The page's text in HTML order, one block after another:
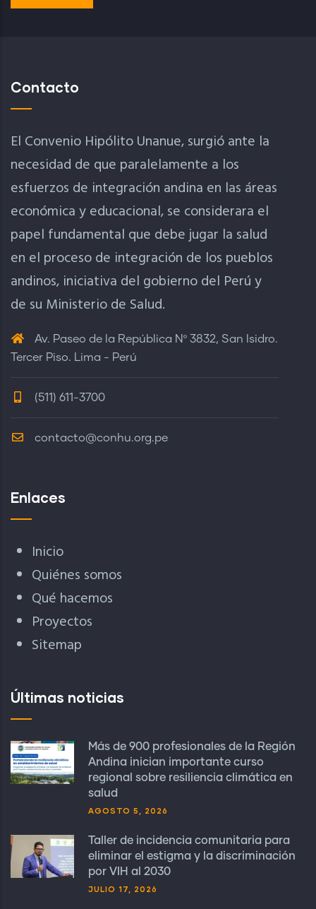
Contacto
El Convenio Hipólito Unanue, surgió ante la
necesidad de que paralelamente a los
esfuerzos de integración andina en las áreas
económica y educacional, se considerara el
papel fundamental que debe jugar la salud
en el proceso de integración de los pueblos
andinos, iniciativa del gobierno del Perú y
de su Ministerio de Salud.
Av. Paseo de la República Nº 3832, San Isidro.
Tercer Piso. Lima - Perú
(511) 611-3700
contacto@conhu.org.pe
Enlaces
Inicio
Quiénes somos
Qué hacemos
Proyectos
Sitemap
Últimas noticias
Más de 900 profesionales de la Región
Andina inician importante curso
regional sobre resiliencia climática en
salud
AGOSTO 5, 2026
Taller de incidencia comunitaria para
eliminar el estigma y la discriminación
por VIH al 2030
JULIO 17, 2026